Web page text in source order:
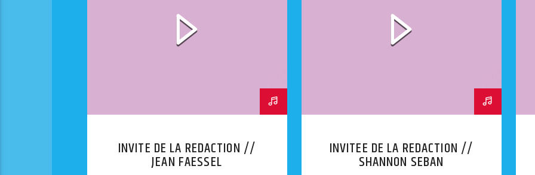
INVITE DE LA REDACTION //
JEAN FAESSEL
INVITEE DE LA REDACTION //
SHANNON SEBAN